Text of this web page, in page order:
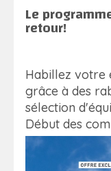
Le
retour!
Habillez votre
grâce à des
sélection
Début des